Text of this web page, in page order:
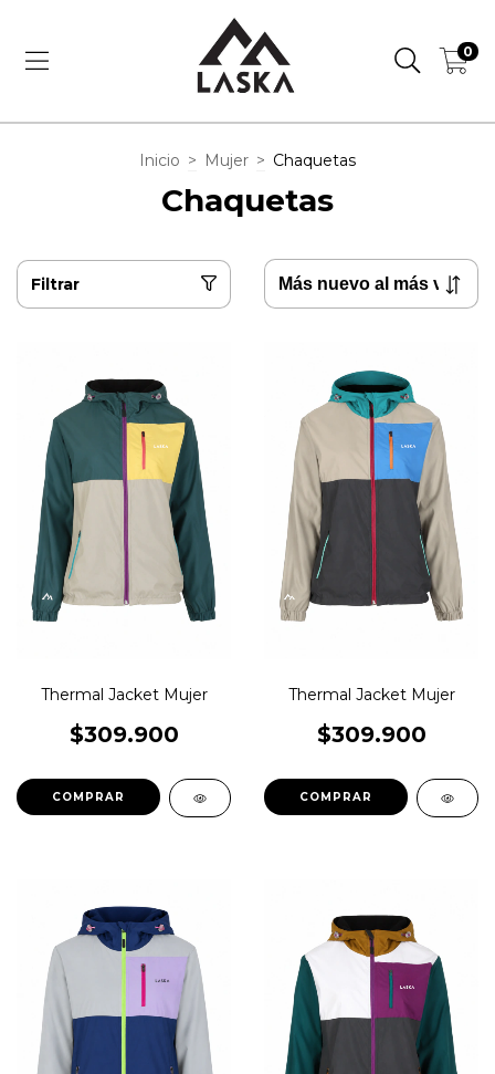
0
Inicio > Mujer > Chaquetas
Chaquetas
Filtrar
Thermal Jacket Mujer
$309.900
COMPRAR
Thermal Jacket Mujer
$309.900
COMPRAR